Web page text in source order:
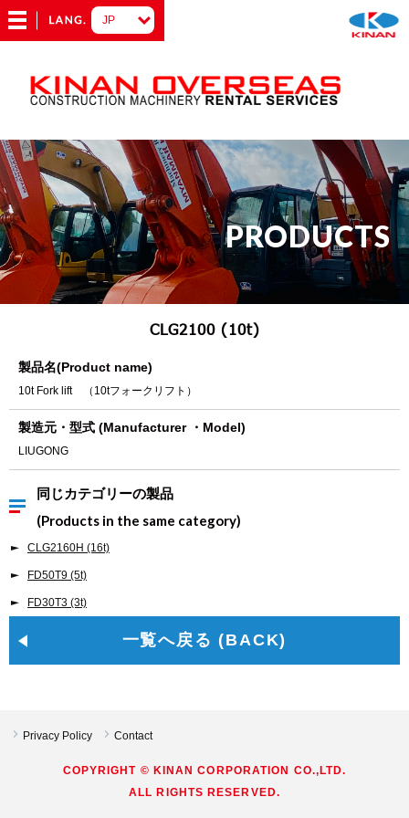
PRODUCTS
CLG2100 (10t)
製品名(Product name)
10t Fork lift （10tフォークリフト）
製造元・型式 (Manufacturer ・Model)
LIUGONG
同じカテゴリーの製品
(Products in the same category)
CLG2160H (16t)
FD50T9 (5t)
FD30T3 (3t)
一覧へ戻る (BACK)
Privacy Policy Contact
COPYRIGHT © KINAN CORPORATION CO.,LTD.
ALL RIGHTS RESERVED.